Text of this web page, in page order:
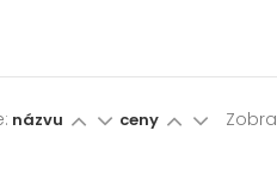
názvu ceny